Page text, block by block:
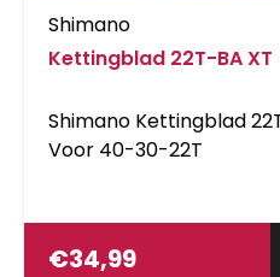
Shimano
Kettingblad 22T-BA XT
Shimano Kettingblad
Voor 40-30-22T
€34,99